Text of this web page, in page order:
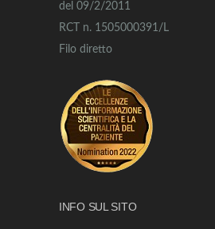
del 09/2/2011
RCT n. 1505000391/L
Filo diretto
INFO SUL SITO